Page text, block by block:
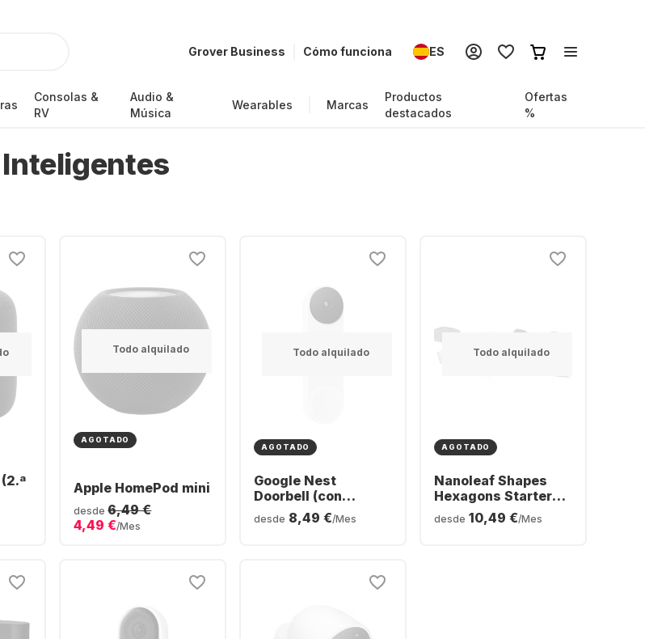
Grover Business Cómo funciona ES
Consolas &
RV
Audio &
Música
Wearables Marcas
Productos
destacados
Ofertas
%
Todo alquilado
AGOTADO
Apple HomePod mini
desde 6,49 €
4,49 €/Mes
Todo alquilado
AGOTADO
Google Nest
Doorbell (con
batería)
desde 8,49 €/Mes
Todo alquilado
AGOTADO
Nanoleaf Shapes
Hexagons Starter
Kit 15 PK
desde 10,49 €/Mes